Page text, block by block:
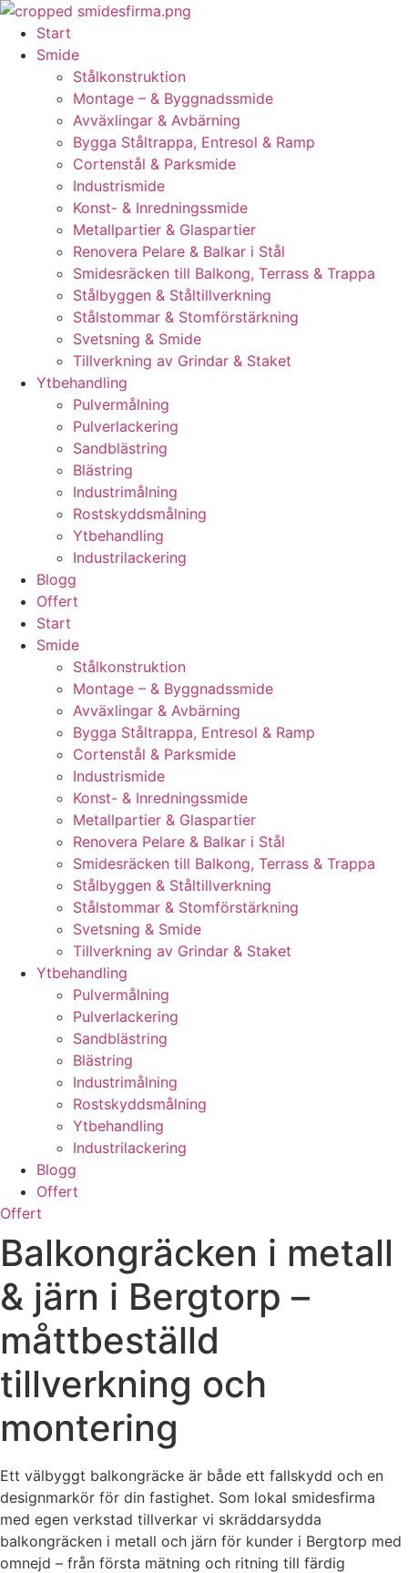
Skip
content
Start
Smide
Stålkonstruktion
Montage – & Byggnadssmide
Avväxlingar & Avbärning
Bygga Ståltrappa, Entresol & Ramp
Cortenstål & Parksmide
Industrismide
Konst- & Inredningssmide
Metallpartier & Glaspartier
Renovera Pelare & Balkar i Stål
Smidesräcken till Balkong, Terrass & Trappa
Stålbyggen & Ståltillverkning
Stålstommar & Stomförstärkning
Svetsning & Smide
Tillverkning av Grindar & Staket
Ytbehandling
Pulvermålning
Pulverlackering
Sandblästring
Blästring
Industrimålning
Rostskyddsmålning
Ytbehandling
Industrilackering
Blogg
Offert
Start
Smide
Stålkonstruktion
Montage – & Byggnadssmide
Avväxlingar & Avbärning
Bygga Ståltrappa, Entresol & Ramp
Cortenstål & Parksmide
Industrismide
Konst- & Inredningssmide
Metallpartier & Glaspartier
Renovera Pelare & Balkar i Stål
Smidesräcken till Balkong, Terrass & Trappa
Stålbyggen & Ståltillverkning
Stålstommar & Stomförstärkning
Svetsning & Smide
Tillverkning av Grindar & Staket
Ytbehandling
Pulvermålning
Pulverlackering
Sandblästring
Blästring
Industrimålning
Rostskyddsmålning
Ytbehandling
Industrilackering
Blogg
Offert
Offert
Balkongräcken i metall
& järn i Bergtorp –
måttbeställd
tillverkning och
montering
Ett välbyggt balkongräcke är både ett fallskydd och en
designmarkör för din fastighet. Som lokal smidesfirma
med egen verkstad tillverkar vi skräddarsydda
balkongräcken i metall och järn för kunder i Bergtorp med
omnejd – från första mätning och ritning till färdig